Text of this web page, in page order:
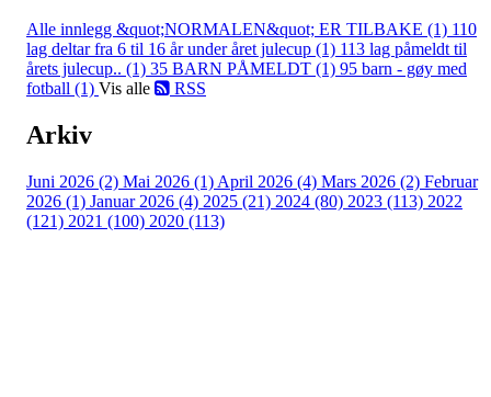
Alle innlegg &quot;NORMALEN&quot; ER TILBAKE (1) 110
lag deltar fra 6 til 16 år under året julecup (1) 113 lag påmeldt til
årets julecup.. (1) 35 BARN PÅMELDT (1) 95 barn - gøy med
fotball (1) Vis alle RSS
Arkiv
Juni 2026 (2) Mai 2026 (1) April 2026 (4) Mars 2026 (2) Februar
2026 (1) Januar 2026 (4) 2025 (21) 2024 (80) 2023 (113) 2022
(121) 2021 (100) 2020 (113)